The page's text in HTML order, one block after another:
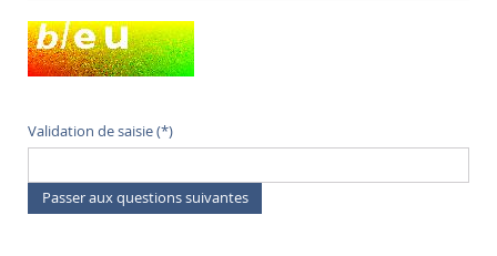
Champ pour les robots. Si vous êtes humains, merci de le laisser vide.
Validation de saisie (*)